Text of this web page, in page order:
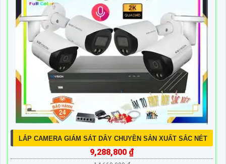
LẮP CAMERA GIÁM SÁT DÂY CHUYỀN SẢN XUẤT SẮC NÉT
9,288,800 ₫